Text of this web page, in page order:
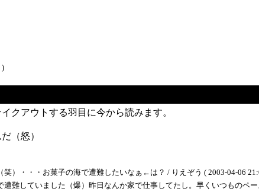
)
クアウトする羽目に今から読みます。
（怒）
）・・・お菓子の海で遭難したいなぁ←は？ / りえぞう ( 2003-04-06
難していました（爆）昨日なんか家で仕事してたし。早くいつものペ